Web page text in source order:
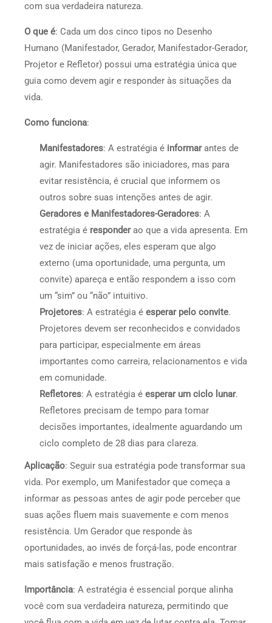
com sua verdadeira natureza.
O que é: Cada um dos cinco tipos no Desenho
Humano (Manifestador, Gerador, Manifestador-Gerador,
Projetor e Refletor) possui uma estratégia única que
guia como devem agir e responder às situações da
vida.
Como funciona:
Manifestadores: A estratégia é informarantes de
agir. Manifestadores são iniciadores, mas para
evitar resistência, é crucial que informem os
outros sobre suas intenções antes de agir.
Geradores e Manifestadores-Geradores: A
estratégia é responderao que a vida apresenta. Em
vez de iniciar ações, eles esperam que algo
externo (uma oportunidade, uma pergunta, um
convite) apareça e então respondem a isso com
um “sim” ou “não” intuitivo.
Projetores: A estratégia é esperar pelo convite.
Projetores devem ser reconhecidos e convidados
para participar, especialmente em áreas
importantes como carreira, relacionamentos e vida
em comunidade.
Refletores: A estratégia é esperar um ciclo lunar.
Refletores precisam de tempo para tomar
decisões importantes, idealmente aguardando um
ciclo completo de 28 dias para clareza.
Aplicação: Seguir sua estratégia pode transformar sua
vida. Por exemplo, um Manifestador que começa a
informar as pessoas antes de agir pode perceber que
suas ações fluem mais suavemente e com menos
resistência. Um Gerador que responde às
oportunidades, ao invés de forçá-las, pode encontrar
mais satisfação e menos frustração.
Importância: A estratégia é essencial porque alinha
você com sua verdadeira natureza, permitindo que